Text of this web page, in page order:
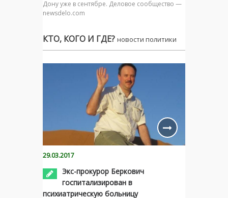
Дону уже в сентябре. Деловое сообщество —
newsdelo.com
КТО, КОГО И ГДЕ? новости политики
29.03.2017
Экс-прокурор Беркович
госпитализирован в
психиатрическую больницу